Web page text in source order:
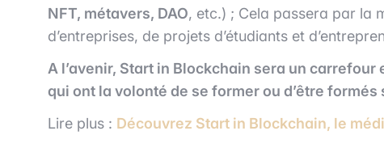
NFT, métavers, DAO, etc.) ; Cela passera par la
d’entreprises, de projets d’étudiants et
A l’avenir, Start in Blockchain sera un
qui ont la volonté de se former ou d’être
Lire plus : Découvrez Start in Blockchain, le